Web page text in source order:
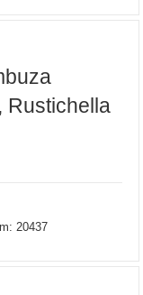
Rustichella
20437